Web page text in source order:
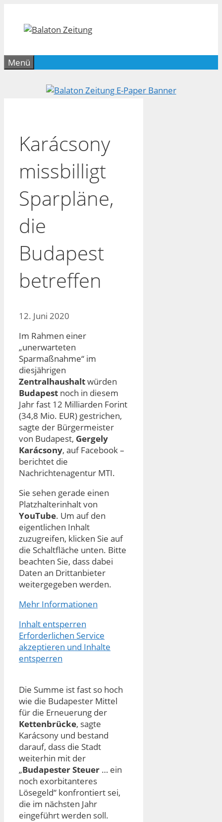
springen
Menü
Karácsony
missbilligt
Sparpläne,
die
Budapest
betreffen
12. Juni 2020
Im Rahmen einer
„unerwarteten
Sparmaßnahme“ im
diesjährigen
Zentralhaushaltwürden
Budapest noch in diesem
Jahr fast 12 Milliarden Forint
(34,8 Mio. EUR) gestrichen,
sagte der Bürgermeister
von Budapest, Gergely
Karácsony, auf Facebook –
berichtet die
Nachrichtenagentur MTI.
Sie sehen gerade einen
Platzhalterinhalt von
YouTube. Um auf den
eigentlichen Inhalt
zuzugreifen, klicken Sie auf
die Schaltfläche unten. Bitte
beachten Sie, dass dabei
Daten an Drittanbieter
weitergegeben werden.
Mehr Informationen
Inhalt entsperren
Erforderlichen Service
akzeptieren und Inhalte
entsperren
Die Summe ist fast so hoch
wie die Budapester Mittel
für die Erneuerung der
Kettenbrücke, sagte
Karácsony und bestand
darauf, dass die Stadt
weiterhin mit der
„Budapester Steuer … ein
noch exorbitanteres
Lösegeld“ konfrontiert sei,
die im nächsten Jahr
eingeführt werden soll.